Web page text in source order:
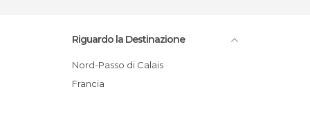
Riguardo la Destinazione
Nord-Passo di Calais
Francia